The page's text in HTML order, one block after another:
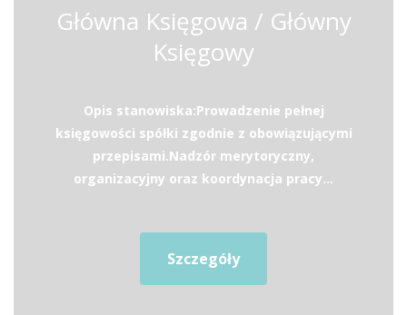
Główna Księgowa / Główny
Księgowy
Opis stanowiska:Prowadzenie pełnej
księgowości spółki zgodnie z obowiązującymi
przepisami.Nadzór merytoryczny,
organizacyjny oraz koordynacja pracy...
Szczegóły